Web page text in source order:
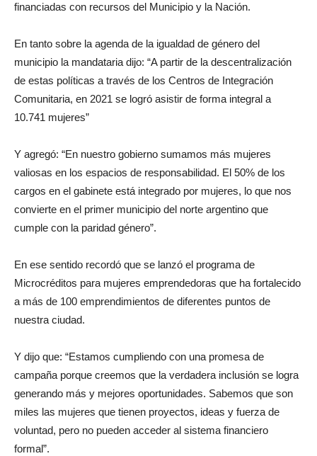
financiadas con recursos del Municipio y la Nación.
En tanto sobre la agenda de la igualdad de género del
municipio la mandataria dijo: “A partir de la descentralización
de estas políticas a través de los Centros de Integración
Comunitaria, en 2021 se logró asistir de forma integral a
10.741 mujeres”
Y agregó: “En nuestro gobierno sumamos más mujeres
valiosas en los espacios de responsabilidad. El 50% de los
cargos en el gabinete está integrado por mujeres, lo que nos
convierte en el primer municipio del norte argentino que
cumple con la paridad género”.
En ese sentido recordó que se lanzó el programa de
Microcréditos para mujeres emprendedoras que ha fortalecido
a más de 100 emprendimientos de diferentes puntos de
nuestra ciudad.
Y dijo que: “Estamos cumpliendo con una promesa de
campaña porque creemos que la verdadera inclusión se logra
generando más y mejores oportunidades. Sabemos que son
miles las mujeres que tienen proyectos, ideas y fuerza de
voluntad, pero no pueden acceder al sistema financiero
formal”.